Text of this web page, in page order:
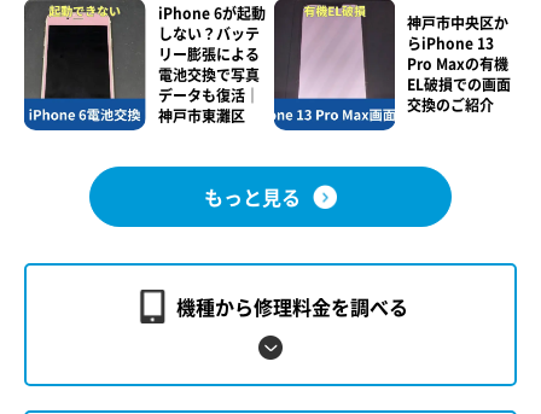
iPhone 6が起動
しない？バッテ
リー膨張による
電池交換で写真
データも復活｜
神戸市東灘区
神戸市中央区か
らiPhone 13
Pro Maxの有機
EL破損での画面
交換のご紹介
もっと見る
機種から修理料金を調べる